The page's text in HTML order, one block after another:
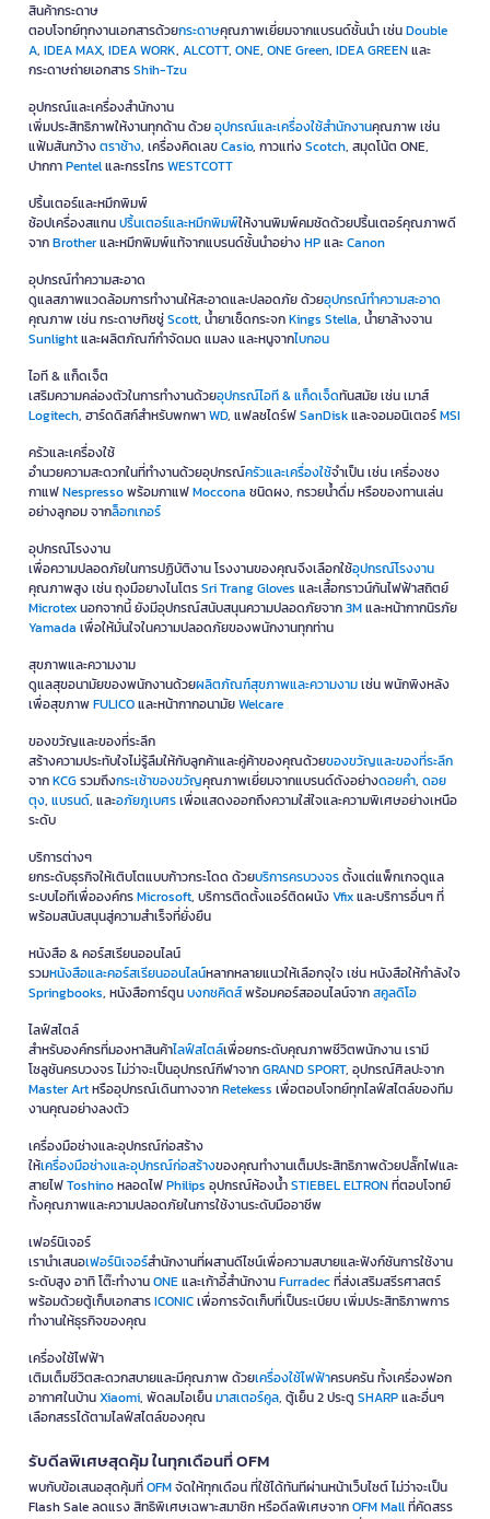
สินค้ากระดาษ
ตอบโจทย์ทุกงานเอกสารด้วยกระดาษคุณภาพเยี่ยมจากแบรนด์ชั้นนำ เช่นDouble
A, IDEA MAX, IDEA WORK, ALCOTT, ONE, ONE Green, IDEA GREENและ
กระดาษถ่ายเอกสารShih-Tzu
อุปกรณ์และเครื่องสำนักงาน
เพิ่มประสิทธิภาพให้งานทุกด้าน ด้วยอุปกรณ์และเครื่องใช้สำนักงานคุณภาพ เช่น
แฟ้มสันกว้างตราช้าง, เครื่องคิดเลขCasio, กาวแท่งScotch, สมุดโน้ต ONE,
ปากกาPentelและกรรไกรWESTCOTT
ปริ้นเตอร์และหมึกพิมพ์
ช้อปเครื่องสแกนปริ้นเตอร์และหมึกพิมพ์ให้งานพิมพ์คมชัดด้วยปริ้นเตอร์คุณภาพดี
จากBrotherและหมึกพิมพ์แท้จากแบรนด์ชั้นนำอย่างHPและCanon
อุปกรณ์ทำความสะอาด
ดูแลสภาพแวดล้อมการทำงานให้สะอาดและปลอดภัย ด้วยอุปกรณ์ทำความสะอาด
คุณภาพ เช่น กระดาษทิชชู่Scott, น้ำยาเช็ดกระจกKings Stella, น้ำยาล้างจาน
Sunlightและผลิตภัณฑ์กำจัดมด แมลง และหนูจากไบกอน
ไอที & แก็ดเจ็ต
เสริมความคล่องตัวในการทำงานด้วยอุปกรณ์ไอที & แก็ดเจ็ดทันสมัย เช่น เมาส์
Logitech, ฮาร์ดดิสก์สำหรับพกพาWD, แฟลชไดร์ฟSanDiskและจอมอนิเตอร์MSI
ครัวและเครื่องใช้
อำนวยความสะดวกในที่ทำงานด้วยอุปกรณ์ครัวและเครื่องใช้จำเป็น เช่น เครื่องชง
กาแฟNespressoพร้อมกาแฟMoccona ชนิดผง, กรวยน้ำดื่ม หรือของทานเล่น
อย่างลูกอม จากล็อกเกอร์
อุปกรณ์โรงงาน
เพื่อความปลอดภัยในการปฏิบัติงาน โรงงานของคุณจึงเลือกใช้อุปกรณ์โรงงาน
คุณภาพสูง เช่น ถุงมือยางไนโตรSri Trang Gloves และเสื้อกราวน์กันไฟฟ้าสถิตย์
Microtexนอกจากนี้ ยังมีอุปกรณ์สนับสนุนความปลอดภัยจาก3Mและหน้ากากนิรภัย
Yamada เพื่อให้มั่นใจในความปลอดภัยของพนักงานทุกท่าน
สุขภาพและความงาม
ดูแลสุขอนามัยของพนักงานด้วยผลิตภัณฑ์สุขภาพและความงามเช่น พนักพิงหลัง
เพื่อสุขภาพFULICOและหน้ากากอนามัยWelcare
ของขวัญและของที่ระลึก
สร้างความประทับใจไม่รู้ลืมให้กับลูกค้าและคู่ค้าของคุณด้วยของขวัญและของที่ระลึก
จากKCGรวมถึงกระเช้าของขวัญคุณภาพเยี่ยมจากแบรนด์ดังอย่างดอยคำ, ดอย
ตุง, แบรนด์, และอภัยภูเบศรเพื่อแสดงออกถึงความใส่ใจและความพิเศษอย่างเหนือ
ระดับ
บริการต่างๆ
ยกระดับธุรกิจให้เติบโตแบบก้าวกระโดด ด้วยบริการครบวงจรตั้งแต่แพ็กเกจดูแล
ระบบไอทีเพื่อองค์กรMicrosoft, บริการติดตั้งแอร์ติดผนังVfixและบริการอื่นๆ ที่
พร้อมสนับสนุนสู่ความสำเร็จที่ยั่งยืน
หนังสือ & คอร์สเรียนออนไลน์
รวมหนังสือและคอร์สเรียนออนไลน์หลากหลายแนวให้เลือกจุใจ เช่น หนังสือให้กำลังใจ
Springbooks, หนังสือการ์ตูนบงกชคิดส์พร้อมคอร์สออนไลน์จากสคูลดิโอ
ไลฟ์สไตล์
สำหรับองค์กรที่มองหาสินค้าไลฟ์สไตล์เพื่อยกระดับคุณภาพชีวิตพนักงาน เรามี
โซลูชันครบวงจร ไม่ว่าจะเป็นอุปกรณ์กีฬาจากGRAND SPORT, อุปกรณ์ศิลปะจาก
Master Artหรืออุปกรณ์เดินทางจากRetekess เพื่อตอบโจทย์ทุกไลฟ์สไตล์ของทีม
งานคุณอย่างลงตัว
เครื่องมือช่างและอุปกรณ์ก่อสร้าง
ให้เครื่องมือช่างและอุปกรณ์ก่อสร้างของคุณทำงานเต็มประสิทธิภาพด้วยปลั๊กไฟและ
สายไฟToshinoหลอดไฟPhilips อุปกรณ์ห้องน้ำSTIEBEL ELTRONที่ตอบโจทย์
ทั้งคุณภาพและความปลอดภัยในการใช้งานระดับมืออาชีพ
เฟอร์นิเจอร์
เรานำเสนอเฟอร์นิเจอร์สำนักงานที่ผสานดีไซน์เพื่อความสบายและฟังก์ชันการใช้งาน
ระดับสูง อาทิ โต๊ะทำงานONEและเก้าอี้สำนักงานFurradecที่ส่งเสริมสรีรศาสตร์
พร้อมด้วยตู้เก็บเอกสารICONICเพื่อการจัดเก็บที่เป็นระเบียบ เพิ่มประสิทธิภาพการ
ทำงานให้ธุรกิจของคุณ
เครื่องใช้ไฟฟ้า
เติมเต็มชีวิตสะดวกสบายและมีคุณภาพ ด้วยเครื่องใช้ไฟฟ้าครบครัน ทั้งเครื่องฟอก
อากาศในบ้านXiaomi, พัดลมไอเย็นมาสเตอร์คูล, ตู้เย็น 2 ประตูSHARPและอื่นๆ
เลือกสรรได้ตามไลฟ์สไตล์ของคุณ
รับดีลพิเศษสุดคุ้ม ในทุกเดือนที่ OFM
พบกับข้อเสนอสุดคุ้มที่OFMจัดให้ทุกเดือน ที่ใช้ได้ทันทีผ่านหน้าเว็บไซต์ ไม่ว่าจะเป็น
Flash Sale ลดแรง สิทธิพิเศษเฉพาะสมาชิก หรือดีลพิเศษจากOFM Mallที่คัดสรร